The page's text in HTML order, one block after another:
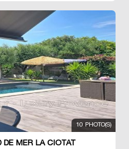
10 PHOTO(S)
MER LA CIOTAT